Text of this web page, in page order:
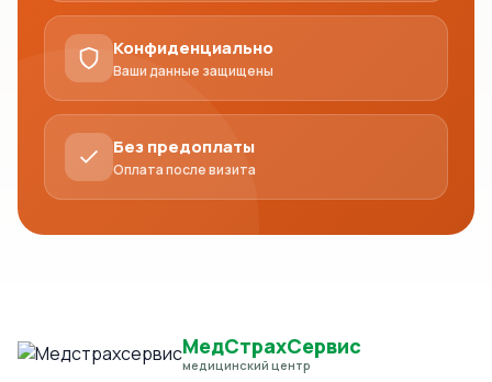
Конфиденциально
Ваши данные защищены
Без предоплаты
Оплата после визита
МедСтрахСервис
медицинский центр